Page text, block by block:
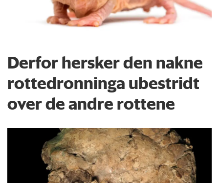
Derfor hersker den nakne
rottedronninga ubestridt
over de andre rottene